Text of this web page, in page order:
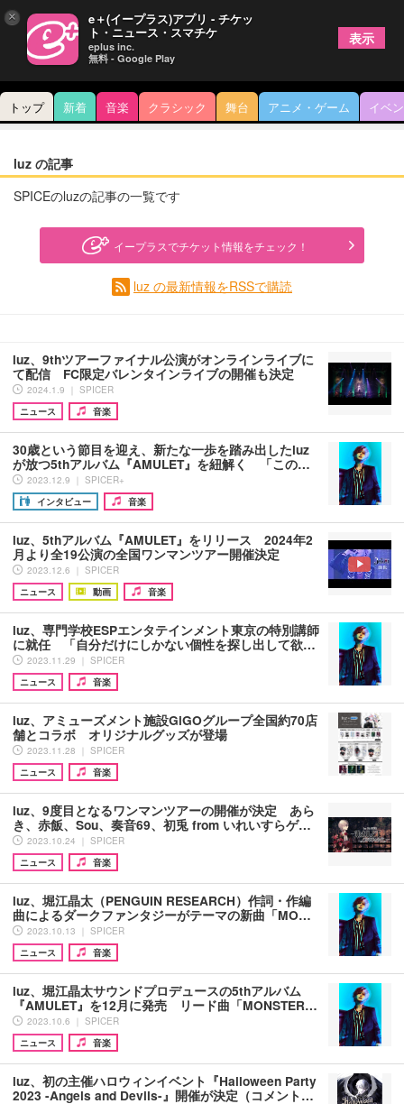
トップ 新着 音楽 クラシック 舞台 アニメ・ゲーム イベ
luz の記事
SPICEのluzの記事の一覧です
イープラスでチケット情報をチェック！
luz の最新情報をRSSで購読
luz、9thツアーファイナル公演がオンラインライブに
て配信 FC限定バレンタインライブの開催も決定
2024.1.9 ｜ SPICER
ニュース
音楽
30歳という節目を迎え、新たな一歩を踏み出したluz
が放つ5thアルバム『AMULET』を紐解く 「この…
2023.12.9 ｜ SPICER+
インタビュー
音楽
luz、5thアルバム『AMULET』をリリース 2024年2
月より全19公演の全国ワンマンツアー開催決定
2023.12.6 ｜ SPICER
ニュース
動画 音楽
luz、専門学校ESPエンタテインメント東京の特別講師
に就任 「自分だけにしかない個性を探し出して欲…
2023.11.29 ｜ SPICER
ニュース
音楽
luz、アミューズメント施設GiGOグループ全国約70店
舗とコラボ オリジナルグッズが登場
2023.11.28 ｜ SPICER
ニュース
音楽
luz、9度目となるワンマンツアーの開催が決定 あら
き、赤飯、Sou、奏音69、初兎 from いれいすらゲ…
2023.10.24 ｜ SPICER
ニュース
音楽
luz、堀江晶太（PENGUIN RESEARCH）作詞・作編
曲によるダークファンタジーがテーマの新曲「MO…
2023.10.13 ｜ SPICER
ニュース
音楽
luz、堀江晶太サウンドプロデュースの5thアルバム
『AMULET』を12月に発売 リード曲「MONSTER…
2023.10.6 ｜ SPICER
ニュース
音楽
luz、初の主催ハロウィンイベント『Halloween Party
2023 -Angels and Devils-』開催が決定（コメント…
× e＋(イープラス)アプリ - チケッ
ト・ニュース・スマチケ
eplus inc.
無料 - Google Play
表示